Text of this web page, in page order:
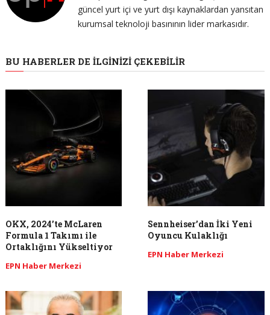
güncel yurt içi ve yurt dışı kaynaklardan yansıtan
kurumsal teknoloji basınının lider markasıdır.
BU HABERLER DE İLGINIZI ÇEKEBILIR
OKX, 2024’te McLaren
Formula 1 Takımı ile
Ortaklığını Yükseltiyor
EPN Haber Merkezi
Sennheiser’dan İki Yeni
Oyuncu Kulaklığı
EPN Haber Merkezi